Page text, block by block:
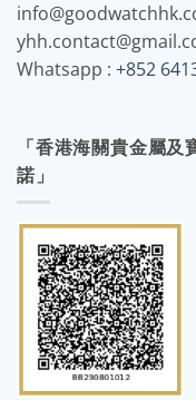
Whatsapp : +852
「香港海關貴金屬
諾」